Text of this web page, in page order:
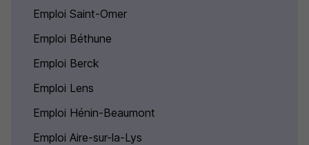
Emploi Saint-Omer
Emploi Béthune
Emploi Berck
Emploi Lens
Emploi Hénin-Beaumont
Emploi Aire-sur-la-Lys